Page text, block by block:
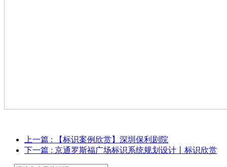
上一篇 : 【标识案例欣赏】深圳保利剧院
下一篇 : 京通罗斯福广场标识系统规划设计丨标识欣赏